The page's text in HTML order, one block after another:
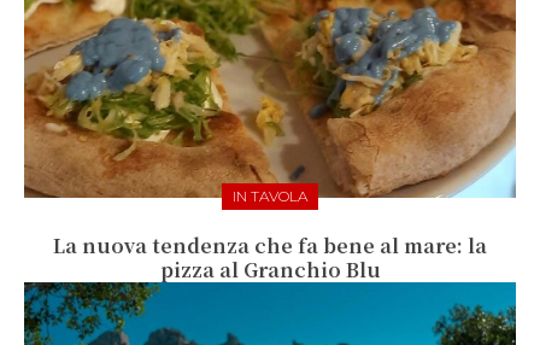
IN TAVOLA
La nuova tendenza che fa bene al mare: la
pizza al Granchio Blu